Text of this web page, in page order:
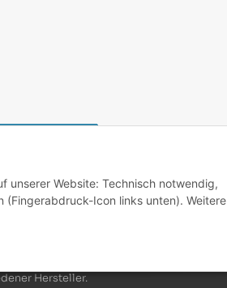
USt., zzgl. Versand
u. Bezeichnungen sind
Hersteller.
unserer Website: Technisch notwendig,
(Fingerabdruck-Icon links unten). Weitere